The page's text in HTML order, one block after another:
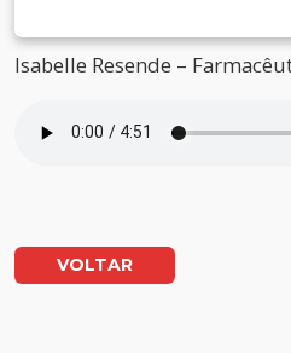
Isabelle Resende –
VOLTAR